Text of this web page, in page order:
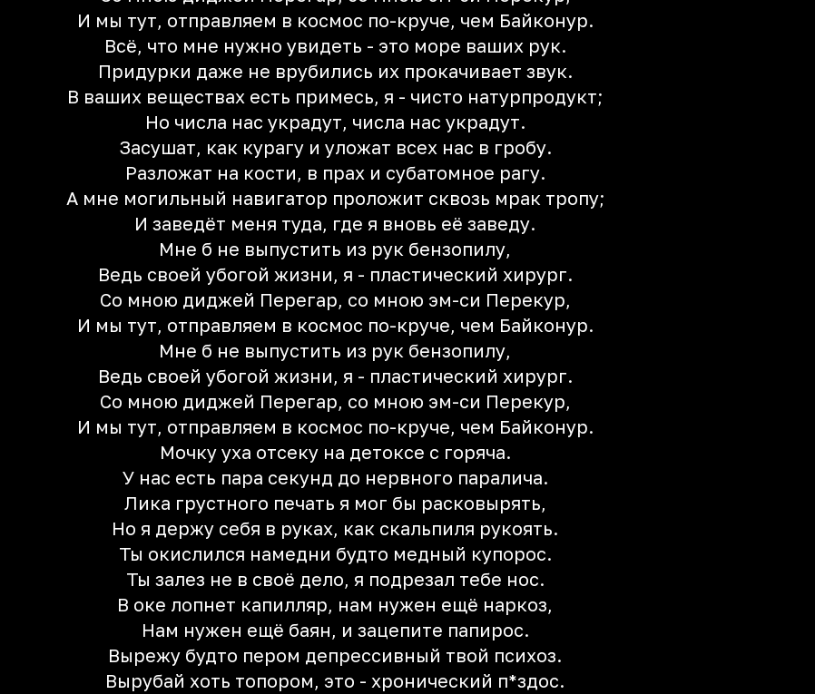
И мы тут, отправляем в космос по-круче, чем Байконур.
Всё, что мне нужно увидеть - это море ваших рук.
Придурки даже не врубились их прокачивает звук.
В ваших веществах есть примесь, я - чисто натурпродукт;
Но числа нас украдут, числа нас украдут.
Засушат, как курагу и уложат всех нас в гробу.
Разложат на кости, в прах и субатомное рагу.
А мне могильный навигатор проложит сквозь мрак тропу;
И заведёт меня туда, где я вновь её заведу.
Мне б не выпустить из рук бензопилу,
Ведь своей убогой жизни, я - пластический хирург.
Со мною диджей Перегар, со мною эм-си Перекур,
И мы тут, отправляем в космос по-круче, чем Байконур.
Мне б не выпустить из рук бензопилу,
Ведь своей убогой жизни, я - пластический хирург.
Со мною диджей Перегар, со мною эм-си Перекур,
И мы тут, отправляем в космос по-круче, чем Байконур.
Мочку уха отсеку на детоксе с горяча.
У нас есть пара секунд до нервного паралича.
Лика грустного печать я мог бы расковырять,
Но я держу себя в руках, как скальпиля рукоять.
Ты окислился намедни будто медный купорос.
Ты залез не в своё дело, я подрезал тебе нос.
В оке лопнет капилляр, нам нужен ещё наркоз,
Нам нужен ещё баян, и зацепите папирос.
Вырежу будто пером депрессивный твой психоз.
Вырубай хоть топором, это - хронический п*здос.